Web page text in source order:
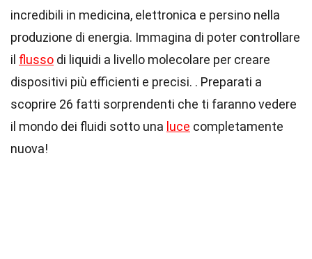
incredibili in medicina, elettronica e persino nella
produzione di energia. Immagina di poter controllare
il flusso di liquidi a livello molecolare per creare
dispositivi più efficienti e precisi. . Preparati a
scoprire 26 fatti sorprendenti che ti faranno vedere
il mondo dei fluidi sotto una luce completamente
nuova!